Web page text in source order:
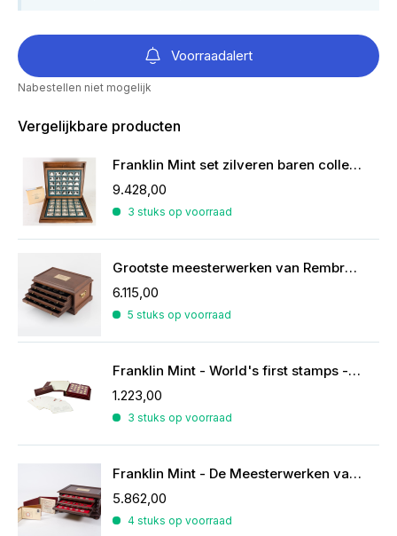
Voorraadalert
Nabestellen niet mogelijk
Vergelijkbare producten
Franklin Mint set zilveren baren collectie van de mooiste zeilschepen
9.428,00
3 stuks op voorraad
Grootste meesterwerken van Rembrandt in zilver
6.115,00
5 stuks op voorraad
Franklin Mint - World's first stamps - postzegels in sterling zilver
1.223,00
3 stuks op voorraad
Franklin Mint - De Meesterwerken van Rubens
5.862,00
4 stuks op voorraad